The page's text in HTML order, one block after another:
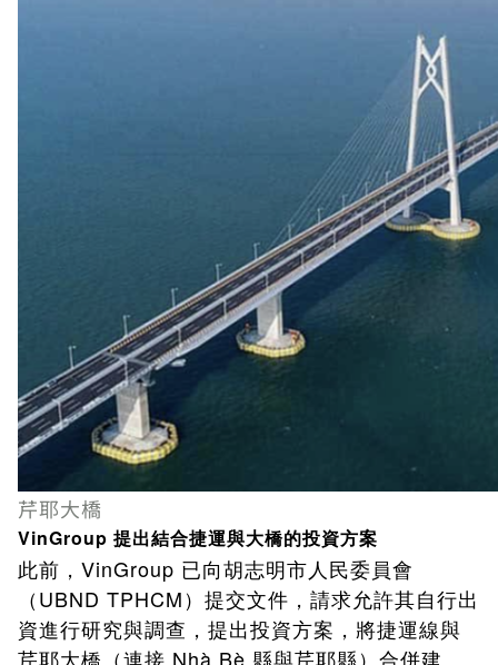
芹耶大橋
VinGroup 提出結合捷運與大橋的投資方案
此前，VinGroup 已向胡志明市人民委員會
（UBND TPHCM）提交文件，請求允許其自行出
資進行研究與調查，提出投資方案，將捷運線與
芹耶大橋（連接 Nhà Bè 縣與芹耶縣）合併建